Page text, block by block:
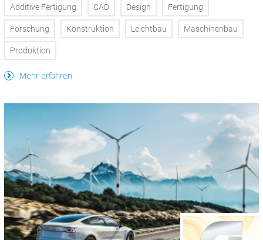
Additive Fertigung CAD Design Fertigung
Forschung Konstruktion Leichtbau Maschinenbau
Produktion
Mehr erfahren